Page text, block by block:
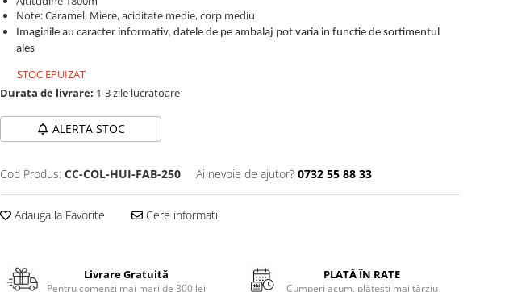
Note: Caramel, Miere, aciditate medie, corp mediu
Imaginile au caracter informativ, datele de pe ambalaj pot varia in functie de sortimentul
ales
STOC EPUIZAT
Durata de livrare: 1-3 zile lucratoare
ALERTA STOC
Cod Produs: CC-COL-HUI-FAB-250 Ai nevoie de ajutor? 0732 55 88 33
Adauga la Favorite Cere informatii
Livrare Gratuită
Pentru comenzi mai mari de 300 lei
PLATĂ ÎN RATE
Cumperi acum, plătești mai târziu